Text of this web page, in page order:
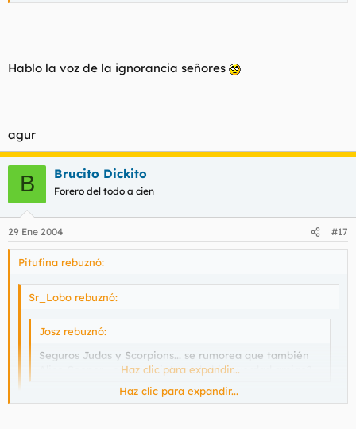
Hablo la voz de la ignorancia señores
agur
B Brucito Dickito
Forero del todo a cien
29 Ene 2004 #17
Pitufina rebuznó:
Sr_Lobo rebuznó:
Josz rebuznó:
Seguros Judas y Scorpions... se rumorea que también
Alice Cooper... esto no pinta nada bien verdad amigo?
Haz clic para expandir...
Haz clic para expandir...